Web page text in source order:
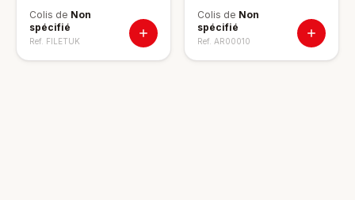
Colis de Non
spécifié
Ref. FILETUK
Colis de Non
spécifié
Ref. AR00010